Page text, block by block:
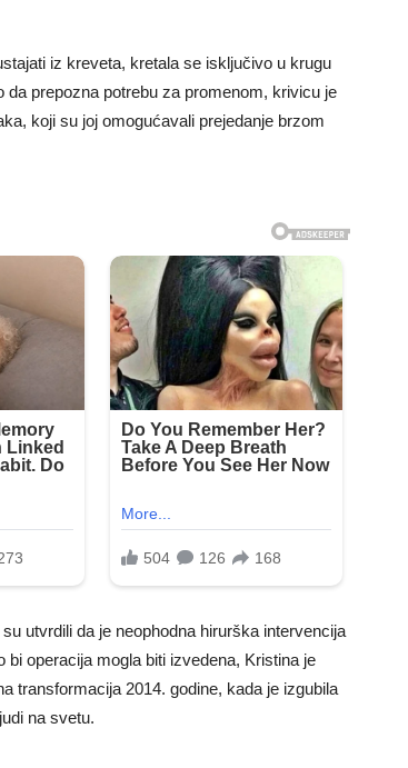
iz kreveta, kretala se isključivo u krugu
prepozna potrebu za promenom, krivicu je
koji su joj omogućavali prejedanje brzom
utvrdili da je neophodna hirurška intervencija
operacija mogla biti izvedena, Kristina je
transformacija 2014. godine, kada je izgubila
na svetu.